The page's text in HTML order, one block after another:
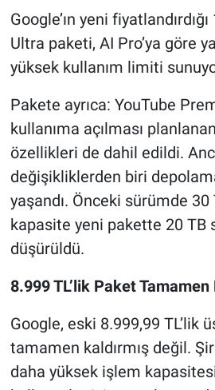
Google’ın yeni
Ultra paketi, AI Pro’ya göre
yüksek kullanım limiti
Pakete ayrıca: YouTube
kullanıma açılması
özellikleri de dahil edildi.
değişikliklerden biri
yaşandı. Önceki sürümde
kapasite yeni pakette 20 TB
düşürüldü.
8.999 TL’lik Paket Tamamen
Google, eski 8.999,99 TL’lik
tamamen kaldırmış değil.
daha yüksek işlem